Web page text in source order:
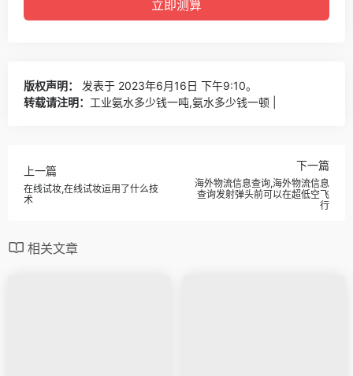
版权声明：
发表于 2023年6月16日 下午9:10。
转载请注明： 工业氨水多少钱一吨,氨水多少钱一顿 |
上一篇
在线试妆,在线试妆运用了什么技
术
下一篇
海外物流信息查询,海外物流信息
查询发射弹头前可以在超低空飞
行
相关文章